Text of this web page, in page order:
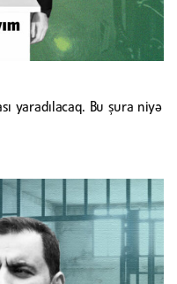
yaradılacaq. Bu şura niyə